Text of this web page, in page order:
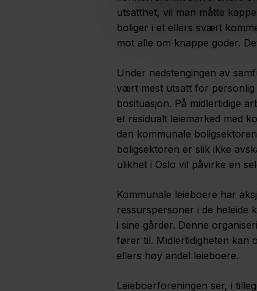
utsatthet, vil man måtte
boliger i et ellers svært
mot alle om knappe goder.
Under nedstengingen av
vært mest utsatt for
bosituasjon. På midlertidige
et residualt leiemarked med
den kommunale
boligsektoren er slik ikke
ulikhet i Oslo vil påvirke en
Kommunale leieboere har
ressurspersoner i de heleide
i sine gårder. Denne
fører til. Midlertidigheten kan
ellers høy andel leieboere.
Leieboerforeningen ser, i